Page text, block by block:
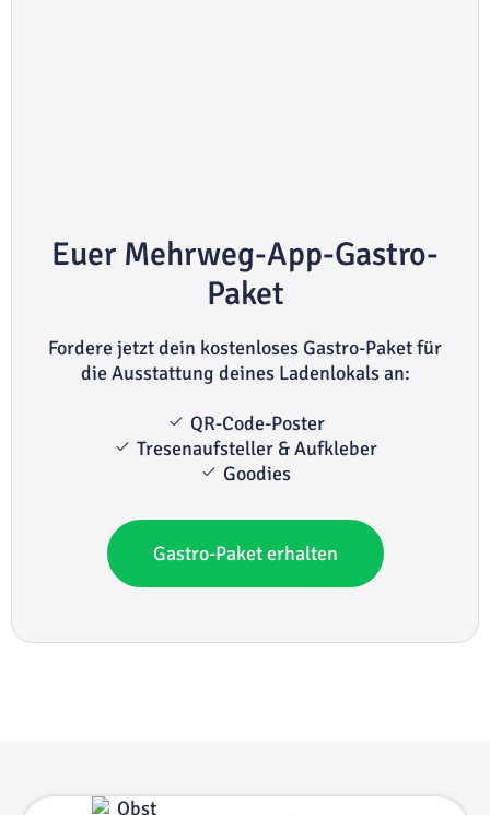
Euer Mehrweg-App-Gastro-
Paket
Fordere jetzt dein kostenloses Gastro-Paket für
die Ausstattung deines Ladenlokals an:
QR-Code-Poster
Tresenaufsteller & Aufkleber
Goodies
Gastro-Paket erhalten